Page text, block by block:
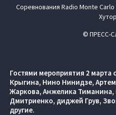
Соревнования Radio Monte
© ПРЕСС-
Гостями мероприятия 2 марта
Крыгина, Нино Нинидзе,
Жаркова, Анжелика Тиманина,
Дмитриенко, диджей Грув,
другие.